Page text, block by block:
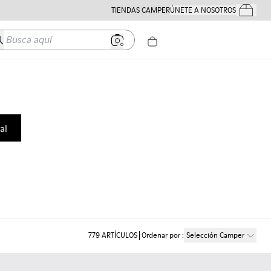
TIENDAS CAMPERÚNETE A NOSOTROSTus
aquí
779ARTÍCULOS Ordenar por: Selección Camper